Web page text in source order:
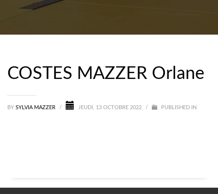
COSTES MAZZER Orlane
BY SYLVIA MAZZER / JEUDI, 13 OCTOBRE 2022 / PUBLISHED IN